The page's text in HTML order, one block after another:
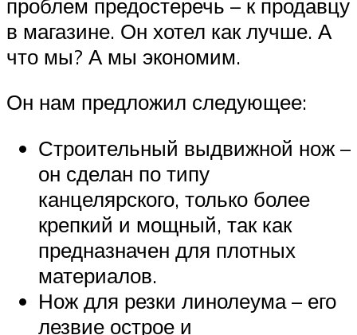
проблем предостеречь – к продавцу
в магазине. Он хотел как лучше. А
что мы? А мы экономим.
Он нам предложил следующее:
Строительный выдвижной нож –
он сделан по типу
канцелярского, только более
крепкий и мощный, так как
предназначен для плотных
материалов.
Нож для резки линолеума – его
лезвие острое и